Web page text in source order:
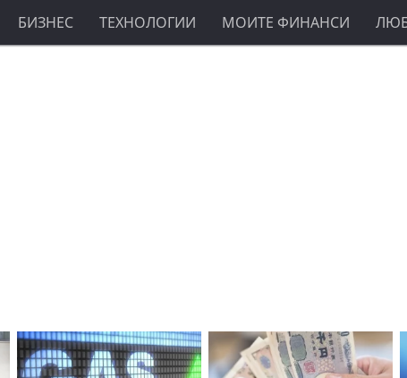
БИЗНЕС ТЕХНОЛОГИИ МОИТЕ ФИНАНСИ